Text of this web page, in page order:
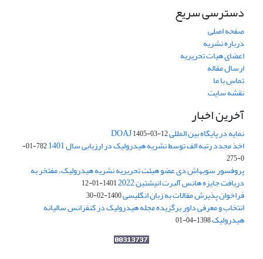
دسترسی سریع
صفحه اصلی
درباره نشریه
اعضای هیات تحریریه
ارسال مقاله
تماس با ما
نقشه سایت
آخرین اخبار
نمایه در پایگاه بین المللی DOAJ1405-03-12
اخذ مجدد رتبه الف توسط نشریه هیدرولیک در ارزیابی سال 1401
782-01-
0-275
پروفسور سوبهاش دی عضو هیئت تحریریه نشریه هیدرولیک، مفتخر به
دریافت جایزه هانس آلبرت انیشتین 2022 1401-01-12
فراخوان پذیرش مقالات به زبان انگلیسی1400-02-30
انتخاب و معرفی داور برگزیده مجله هیدرولیک در کنفرانس سالیانه
هیدرولیک1398-04-01